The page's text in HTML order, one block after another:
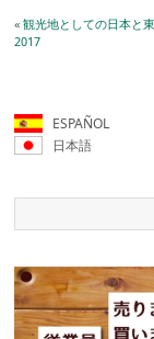
«観光地としての日本と
2017
ESPAÑOL
日本語